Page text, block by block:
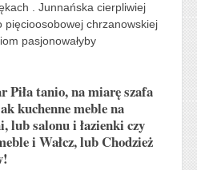
. Junnańska cierpliwiej
pięcioosobowej chrzanowskiej
pasjonowałyby
Piła tanio, na miarę szafa
kuchenne meble na
lub salonu i łazienki czy
i Wałcz, lub Chodzież